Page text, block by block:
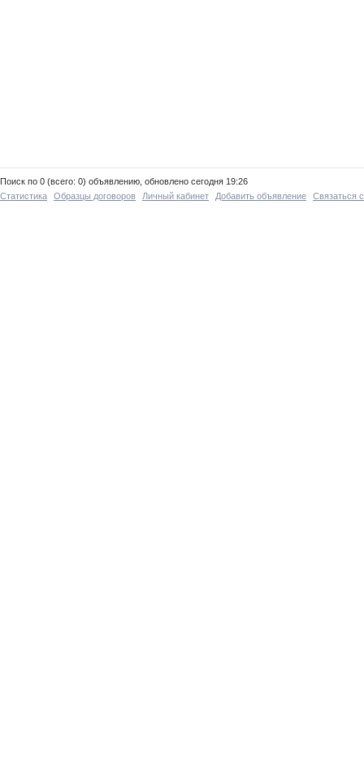
Поиск по 0 (всего: 0) объявлению, обновлено сегодня 19:26
Статистика
Образцы договоров Личный кабинет Добавить объявление Связаться